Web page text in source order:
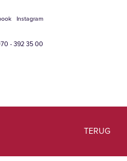
Instagram
- 392 35 00
TERUG